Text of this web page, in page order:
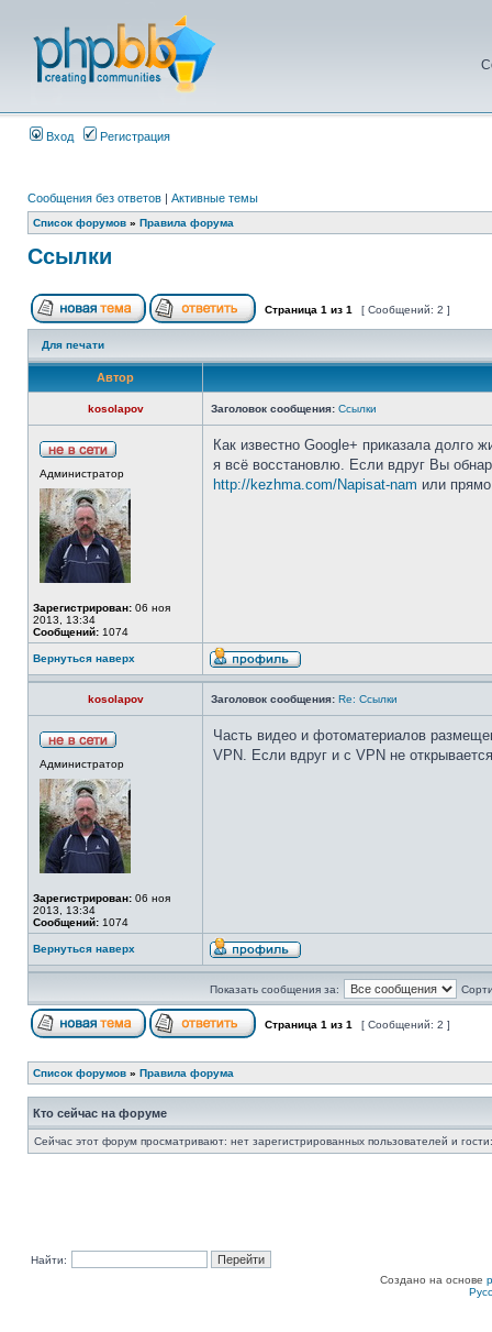
Вход Регистрация
Сообщения без ответов | Активные темы
Список форумов » Правила форума
Ссылки
Страница 1 из 1 [ Сообщений: 2 ]
Для печати
Автор
kosolapov Заголовок сообщения: Ссылки
Администратор
Зарегистрирован: 06 ноя
2013, 13:34
Сообщений: 1074
Как известно Google+ приказала долго
я всё восстановлю. Если вдруг Вы
http://kezhma.com/Napisat-nam или
Вернуться наверх
kosolapov Заголовок сообщения: Re: Ссылки
Администратор
Зарегистрирован: 06 ноя
2013, 13:34
Сообщений: 1074
Часть видео и фотоматериалов
VPN. Если вдруг и с VPN не
Вернуться наверх
Показать сообщения за:
Страница 1 из 1 [ Сообщений: 2 ]
Список форумов » Правила форума
Кто сейчас на форуме
Сейчас этот форум просматривают: нет зарегистрированных пользователей и
Найти:
Создано на основе